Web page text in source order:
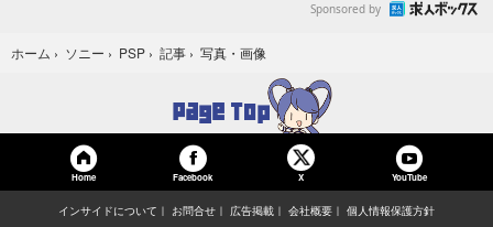
Sponsored by
ホーム › ソニー › PSP › 記事 › 写真・画像
Home Facebook X YouTube
インサイドについて お問合せ 広告掲載 会社概要 個人情報保護方針